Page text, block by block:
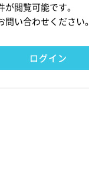
閲覧可能です。
い合わせください。
ログイン